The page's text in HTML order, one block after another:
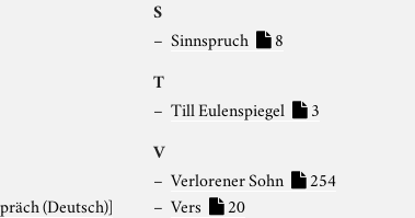
(Deutsch)]
S
Sinnspruch 8
T
Till Eulenspiegel 3
V
Verlorener Sohn
254
Vers
20